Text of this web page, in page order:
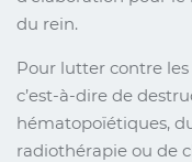
du rein.
Pour lutter contre
c’est-à-dire de
hématopoïétiques,
radiothérapie ou de